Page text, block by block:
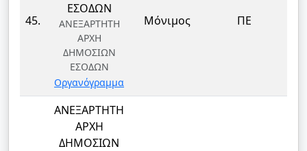
45.
ΕΣΟΔΩΝ
ΑΝΕΞΑΡΤΗΤΗ
ΑΡΧΗ
ΔΗΜΟΣΙΩΝ
ΕΣΟΔΩΝ
Οργανόγραμμα
Μόνιμος ΠΕ
ΑΝΕΞΑΡΤΗΤΗ
ΑΡΧΗ
ΔΗΜΟΣΙΩΝ